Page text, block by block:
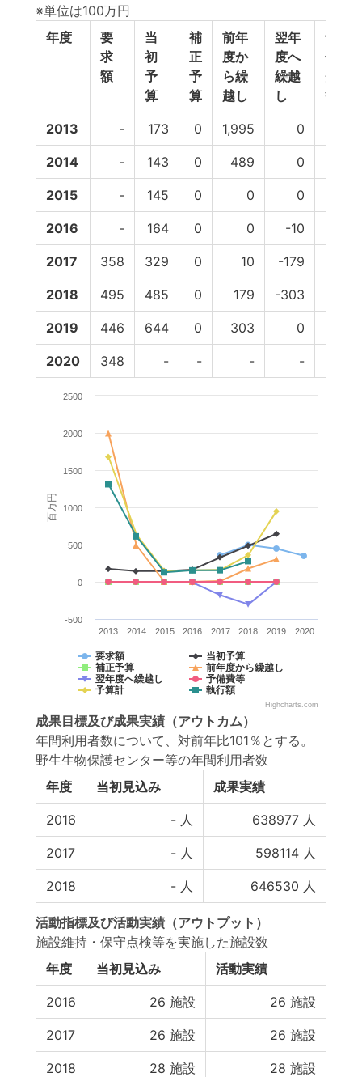
※単位は100万円
年度
要
求
額
当
初
予
算
補
正
予
算
前年
度か
ら繰
越し
翌年
度へ
繰越
し
予
備
費
等
2013 - 173 0 1,995 0
2014 - 143 0 489 0
2015 - 145 0 0 0
2016 - 164 0 0 -10
2017 358 329 0 10 -179
2018 495 485 0 179 -303
2019 446 644 0 303 0
2020 348 - - - -
百万円
要求額
当初予算
補正予算
前年度から繰越し
翌年度へ繰越し
予備費等
予算計
執行額
2013 2014 2015 2016 2017 2018 2019 2020
-500
0
500
1000
1500
2000
2500
Highcharts.com
成果目標及び成果実績 （アウトカム）
年間利用者数について、対前年比101％とする。
野生生物保護センター等の年間利用者数
年度
当初見込み 成果実績
2016 - 人 638977 人
2017 - 人 598114 人
2018 - 人 646530 人
活動指標及び活動実績 （アウトプット）
施設維持・保守点検等を実施した施設数
年度
当初見込み 活動実績
2016 26 施設 26 施設
2017 26 施設 26 施設
2018 28 施設 28 施設